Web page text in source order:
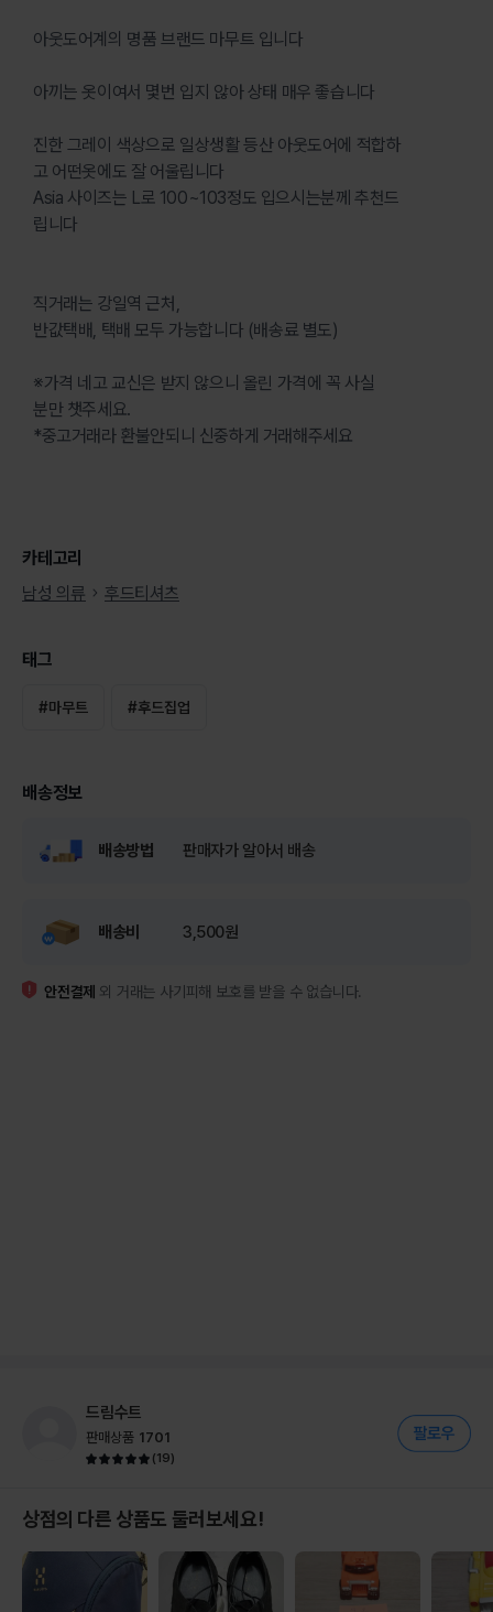
아웃도어계의 명품 브랜드 마무트 입니다
아끼는 옷이여서 몇번 입지 않아 상태 매우 좋습니다
진한 그레이 색상으로 일상생활 등산 아웃도어에 적합하
고 어떤옷에도 잘 어울립니다
Asia 사이즈는 L로 100~103정도 입으시는분께 추천드
립니다
직거래는 강일역 근처,
반값택배, 택배 모두 가능합니다 (배송료 별도)
※가격 네고 교신은 받지 않으니 올린 가격에 꼭 사실
분만 챗주세요.
*중고거래라 환불안되니 신중하게 거래해주세요
카테고리
남성 의류
후드티셔츠
태그
#마무트 #후드집업
배송정보
배송방법 판매자가 알아서 배송
배송비 3,500원
안전결제 외 거래는 사기피해 보호를 받을 수 없습니다.
드림수트
판매상품 1701
(19)
상점의 다른 상품도 둘러보세요!